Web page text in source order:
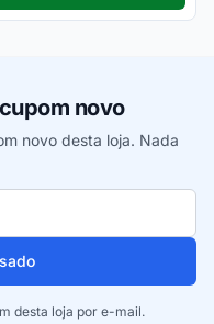
novo
novo desta loja. Nada
desta loja por e-mail.